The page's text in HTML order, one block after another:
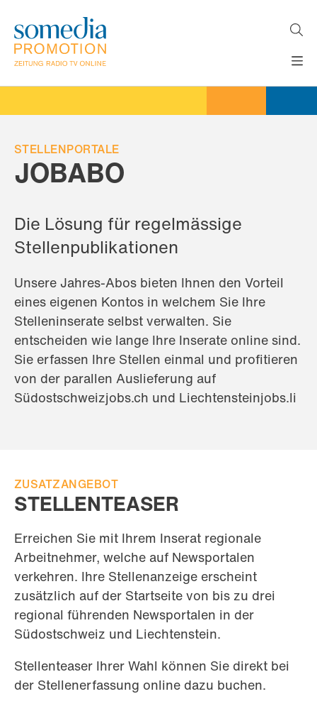
zum
Inhalt
H
U
WERBEFORMATE
STELLENPORTALE
JOBABO
Die Lösung für regelmässige
Stellenpublikationen
Unsere Jahres-Abos bieten Ihnen den Vorteil
eines eigenen Kontos in welchem Sie Ihre
Stelleninserate selbst verwalten. Sie
entscheiden wie lange Ihre Inserate online sind.
Sie erfassen Ihre Stellen einmal und profitieren
von der parallen Auslieferung auf
Südostschweizjobs.ch und Liechtensteinjobs.li
ZUSATZANGEBOT
STELLENTEASER
Erreichen Sie mit Ihrem Inserat regionale
Arbeitnehmer, welche auf Newsportalen
verkehren. Ihre Stellenanzeige erscheint
zusätzlich auf der Startseite von bis zu drei
regional führenden Newsportalen in der
Südostschweiz und Liechtenstein.
Stellenteaser Ihrer Wahl können Sie direkt bei
der Stellenerfassung online dazu buchen.